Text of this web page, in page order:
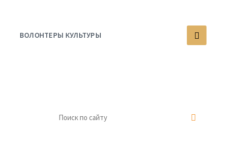
ВОЛОНТЕРЫ КУЛЬТУРЫ